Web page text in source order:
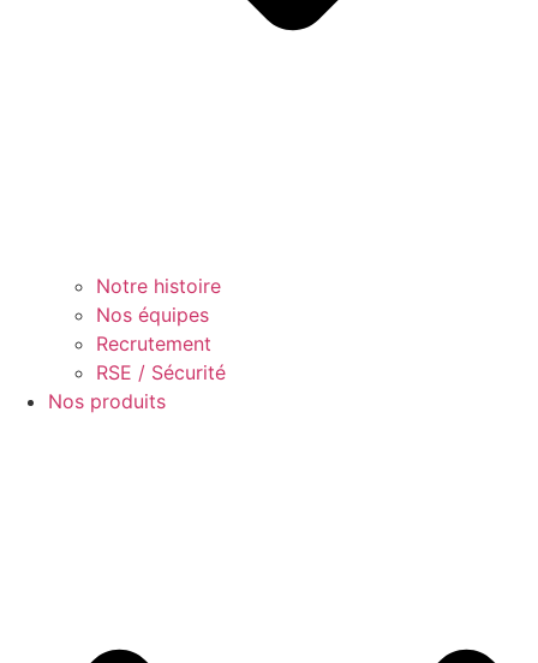
Notre histoire
Nos équipes
Recrutement
RSE / Sécurité
Nos produits